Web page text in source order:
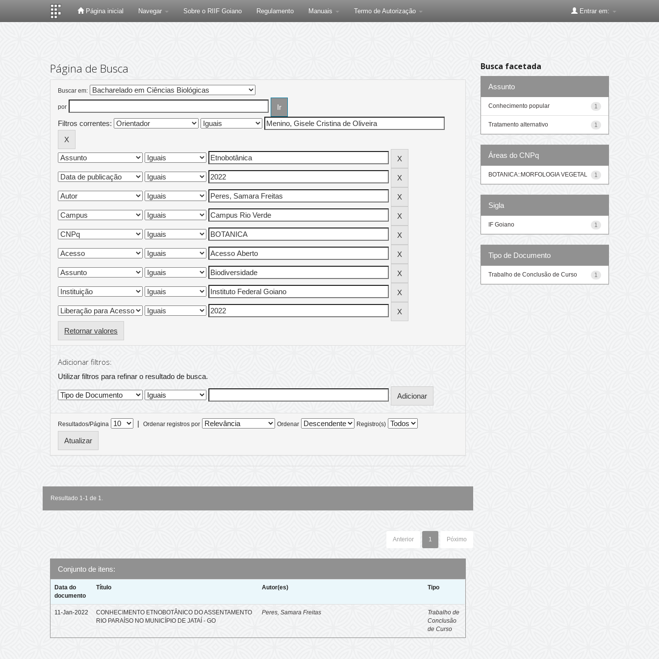
Página inicial Navegar Sobre o RIIF Goiano Regulamento Manuais Termo de Autorização Entrar em:
Página de Busca
Buscar em:
por
Filtros correntes:
Retornar valores
Adicionar filtros:
Utilizar filtros para refinar o resultado de busca.
Resultados/Página | Ordenar registros por Ordenar Registro(s)
Resultado 1-1 de 1.
Anterior 1 Póximo
Conjunto de itens:
Data do
documento
Título Autor(es) Tipo
11-Jan-2022
CONHECIMENTO ETNOBOTÂNICO DO ASSENTAMENTO
RIO PARAÍSO NO MUNICÍPIO DE JATAÍ - GO
Peres, Samara Freitas
Trabalho de
Conclusão
de Curso
Busca facetada
Assunto
1
Conhecimento popular
1
Tratamento alternativo
Áreas do CNPq
1
BOTANICA::MORFOLOGIA VEGETAL
Sigla
1
IF Goiano
Tipo de Documento
1
Trabalho de Conclusão de Curso